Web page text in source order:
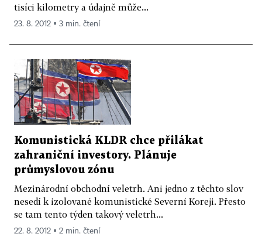
tisíci kilometry a údajně může...
23. 8. 2012 ▪ 3 min. čtení
Komunistická KLDR chce přilákat
zahraniční investory. Plánuje
průmyslovou zónu
Mezinárodní obchodní veletrh. Ani jedno z těchto slov
nesedí k izolované komunistické Severní Koreji. Přesto
se tam tento týden takový veletrh...
22. 8. 2012 ▪ 2 min. čtení